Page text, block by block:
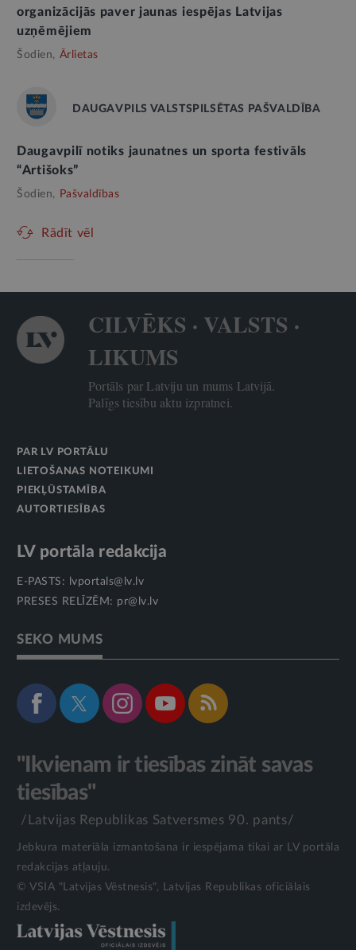
organizācijās paver jaunas iespējas Latvijas
uzņēmējiem
Šodien, Ārlietas
DAUGAVPILS VALSTSPILSĒTAS PAŠVALDĪBA
Daugavpilī notiks jaunatnes un sporta festivāls
“Artišoks”
Šodien, Pašvaldības
Rādīt vēl
CILVĒKS · VALSTS ·
LIKUMS
Portāls par Latviju un mums Latvijā.
Palīgs tiesību aktu izpratnei.
PAR LV PORTĀLU
LIETOŠANAS NOTEIKUMI
PIEKĻŪSTAMĪBA
AUTORTIESĪBAS
LV portāla redakcija
E-PASTS:
lvportals@lv.lv
PRESES RELĪZĒM: pr@lv.lv
SEKO MUMS
"Ikvienam ir tiesības zināt savas
tiesības"
/Latvijas Republikas Satversmes 90. pants/
Jebkura materiāla izmantošana ir iespējama tikai ar LV portāla
redakcijas atļauju.
© VSIA "Latvijas Vēstnesis", Latvijas Republikas oficiālais
izdevējs.